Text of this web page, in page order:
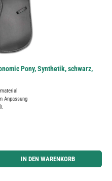
Pony, Synthetik, schwarz,
Anpassung
benutze die Schaltflächen um die Anzahl zu
IN DEN WARENKORB